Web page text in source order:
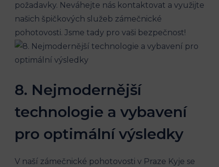
požadavky. Neváhejte nás kontaktovat a využijte
našich špičkových služeb zámečnické
pohotovosti. Jsme tady pro vaši bezpečnost!
8. Nejmodernější
technologie a vybavení
pro optimální výsledky
V naší zámečnické pohotovosti v Praze Kyje se